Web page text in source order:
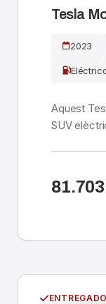
Tesla
2023
Aquest
SUV